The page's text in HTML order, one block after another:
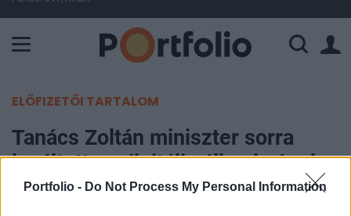
Portfolio - Do Not Process My Personal Information
ELŐFIZETŐI TARTALOM
Tanács Zoltán miniszter sorra
leváltotta a digitális állami cégek
vezetőit, elárulta az okokat